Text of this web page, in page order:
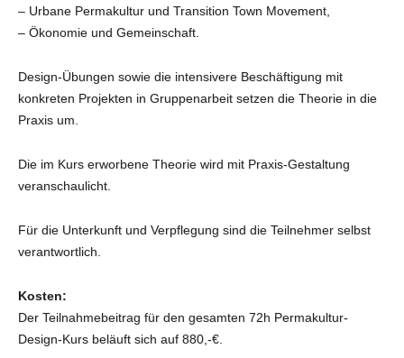
– Urbane Permakultur und Transition Town Movement,
– Ökonomie und Gemeinschaft.
Design-Übungen sowie die intensivere Beschäftigung mit
konkreten Projekten in Gruppenarbeit setzen die Theorie in die
Praxis um.
Die im Kurs erworbene Theorie wird mit Praxis-Gestaltung
veranschaulicht.
Für die Unterkunft und Verpflegung sind die Teilnehmer selbst
verantwortlich.
Kosten:
Der Teilnahmebeitrag für den gesamten 72h Permakultur-
Design-Kurs beläuft sich auf 880,-€.